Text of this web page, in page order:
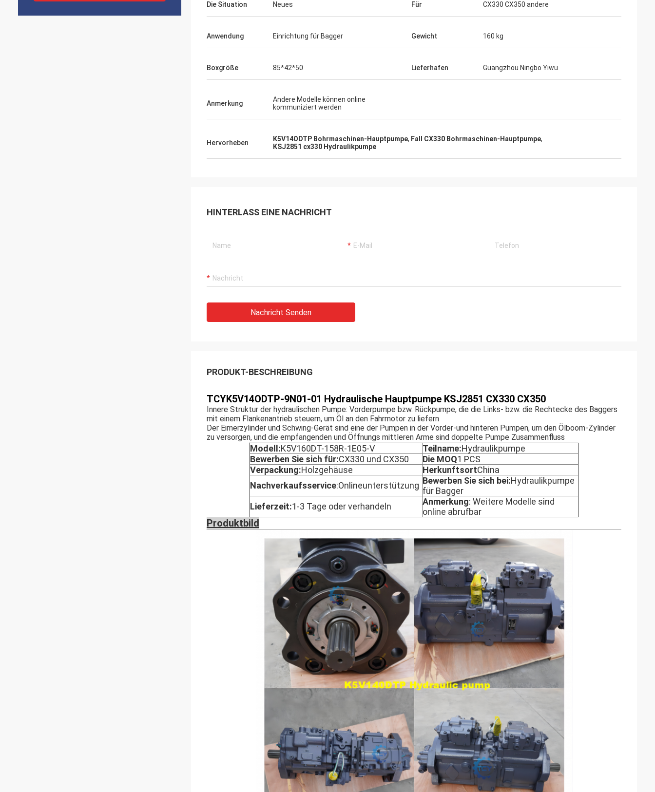
Die Situation Neues Für CX330 CX350 andere
Anwendung Einrichtung für Bagger Gewicht 160 kg
Boxgröße 85*42*50 Lieferhafen Guangzhou Ningbo Yiwu
Anmerkung
Andere Modelle können online
kommuniziert werden
Hervorheben K5V14ODTP Bohrmaschinen-Hauptpumpe, Fall CX330 Bohrmaschinen-Hauptpumpe,
KSJ2851 cx330 Hydraulikpumpe
HINTERLASS EINE NACHRICHT
Nachricht Senden
PRODUKT-BESCHREIBUNG
TCYK5V14ODTP-9N01-01 Hydraulische Hauptpumpe KSJ2851 CX330 CX350
Innere Struktur der hydraulischen Pumpe: Vorderpumpe bzw. Rückpumpe, die die Links- bzw. die Rechtecke des Baggers
mit einem Flankenantrieb steuern, um Öl an den Fahrmotor zu liefern
Der Eimerzylinder und Schwing-Gerät sind eine der Pumpen in der Vorder-und hinteren Pumpen, um den Ölboom-Zylinder
zu versorgen, und die empfangenden und Öffnungs mittleren Arme sind doppelte Pumpe Zusammenfluss
Modell:K5V160DT-158R-1E05-V Teilname:Hydraulikpumpe
Bewerben Sie sich für:CX330 und CX350 Die MOQ1 PCS
Verpackung:Holzgehäuse HerkunftsortChina
Nachverkaufsservice:Onlineunterstützung Bewerben Sie sich bei:Hydraulikpumpe
für Bagger
Lieferzeit:1-3 Tage oder verhandeln Anmerkung: Weitere Modelle sind
online abrufbar
Produktbild